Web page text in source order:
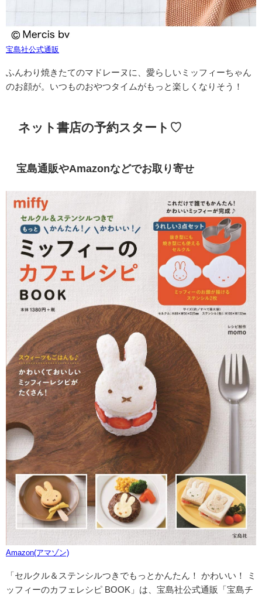
宝島社公式通販
ふんわり焼きたてのマドレーヌに、愛らしいミッフィーちゃん
のお顔が。いつものおやつタイムがもっと楽しくなりそう！
ネット書店の予約スタート♡
宝島通販やAmazonなどでお取り寄せ
Amazon(アマゾン)
「セルクル＆ステンシルつきでもっとかんたん！ かわいい！ ミ
ッフィーのカフェレシピ BOOK」は、宝島社公式通販「宝島チ